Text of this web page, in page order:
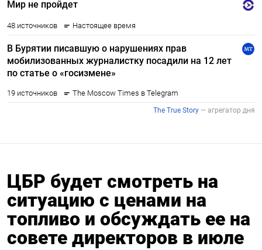
ЦБР будет смотреть на
ситуацию с ценами на
топливо и обсуждать ее на
совете директоров в июле